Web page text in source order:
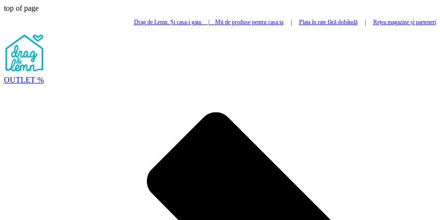
top of page
Drag de Lemn. Și casa-i gata. Mii de produse pentru casa ta| Plata în rate fără dobândă| Rețea magazine și parteneri
OUTLET %